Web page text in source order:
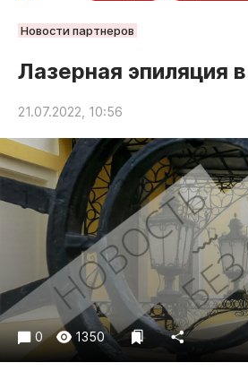
РУБРИКИ
Новости компаний
Статьи
Народные новости
Авто и транспорт
Благоустройство
Криминал
Культура
Недвижимость и ЖКХ
Образование
Общество
Погода
Новости партнеров
Лазерная эпиляция
21.07.2022, 10:56
0 1350